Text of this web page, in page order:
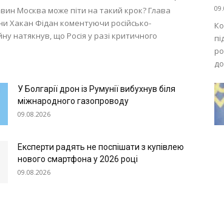
Москва може піти на такий крок? Глава
Хакан Фідан коментуючи російсько-
натякнув, що Росія у разі критичного
У Болгарії дрон із Румунії вибухнув біля
міжнародного газопроводу
09.08.2026
Експерти радять не поспішати з купівлею
нового смартфона у 2026 році
09.08.2026